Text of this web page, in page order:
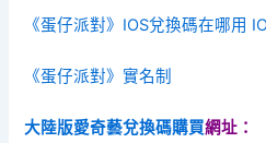
《蛋仔派對》IOS兌換碼在哪用
《蛋仔派對》實名制
大陸版愛奇藝兌換碼購買網址：